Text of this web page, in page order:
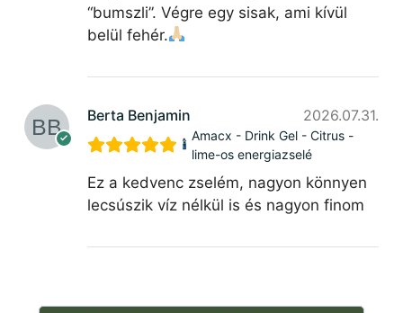
“bumszli”. Végre egy sisak, ami kívül
belül fehér.
Berta Benjamin 2026.07.31.
Amacx - Drink Gel - Citrus -
lime-os energiazselé
Ez a kedvenc zselém, nagyon könnyen
lecsúszik víz nélkül is és nagyon finom